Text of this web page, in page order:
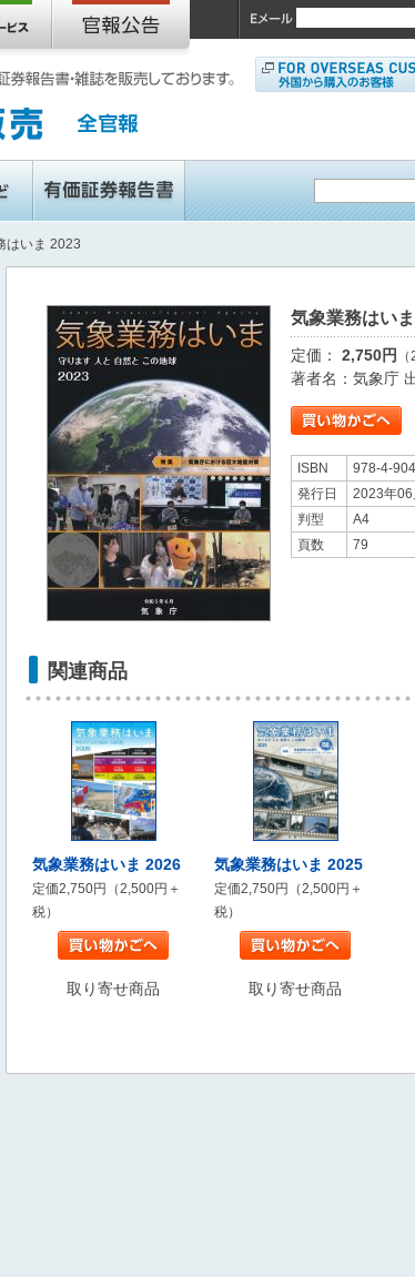
はいま 2023
気象業務はい
定価： 2,750円
著者名：気象庁
ISBN
978-4-
発行日
2023年06
判型
A4
頁数
79
関連商品
気象業務はいま 2026
定価2,750円（2,500円＋
税）
取り寄せ商品
気象業務はいま 2025
定価2,750円（2,500円＋
税）
取り寄せ商品